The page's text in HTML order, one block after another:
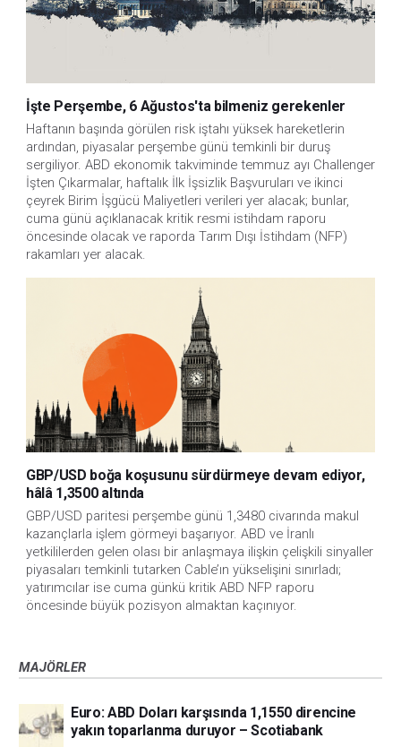
İşte Perşembe, 6 Ağustos'ta bilmeniz gerekenler
Haftanın başında görülen risk iştahı yüksek hareketlerin
ardından, piyasalar perşembe günü temkinli bir duruş
sergiliyor. ABD ekonomik takviminde temmuz ayı Challenger
İşten Çıkarmalar, haftalık İlk İşsizlik Başvuruları ve ikinci
çeyrek Birim İşgücü Maliyetleri verileri yer alacak; bunlar,
cuma günü açıklanacak kritik resmi istihdam raporu
öncesinde olacak ve raporda Tarım Dışı İstihdam (NFP)
rakamları yer alacak.
GBP/USD boğa koşusunu sürdürmeye devam ediyor,
hâlâ 1,3500 altında
GBP/USD paritesi perşembe günü 1,3480 civarında makul
kazançlarla işlem görmeyi başarıyor. ABD ve İranlı
yetkililerden gelen olası bir anlaşmaya ilişkin çelişkili sinyaller
piyasaları temkinli tutarken Cable’ın yükselişini sınırladı;
yatırımcılar ise cuma günkü kritik ABD NFP raporu
öncesinde büyük pozisyon almaktan kaçınıyor.
MAJÖRLER
Euro: ABD Doları karşısında 1,1550 direncine
yakın toparlanma duruyor – Scotiabank